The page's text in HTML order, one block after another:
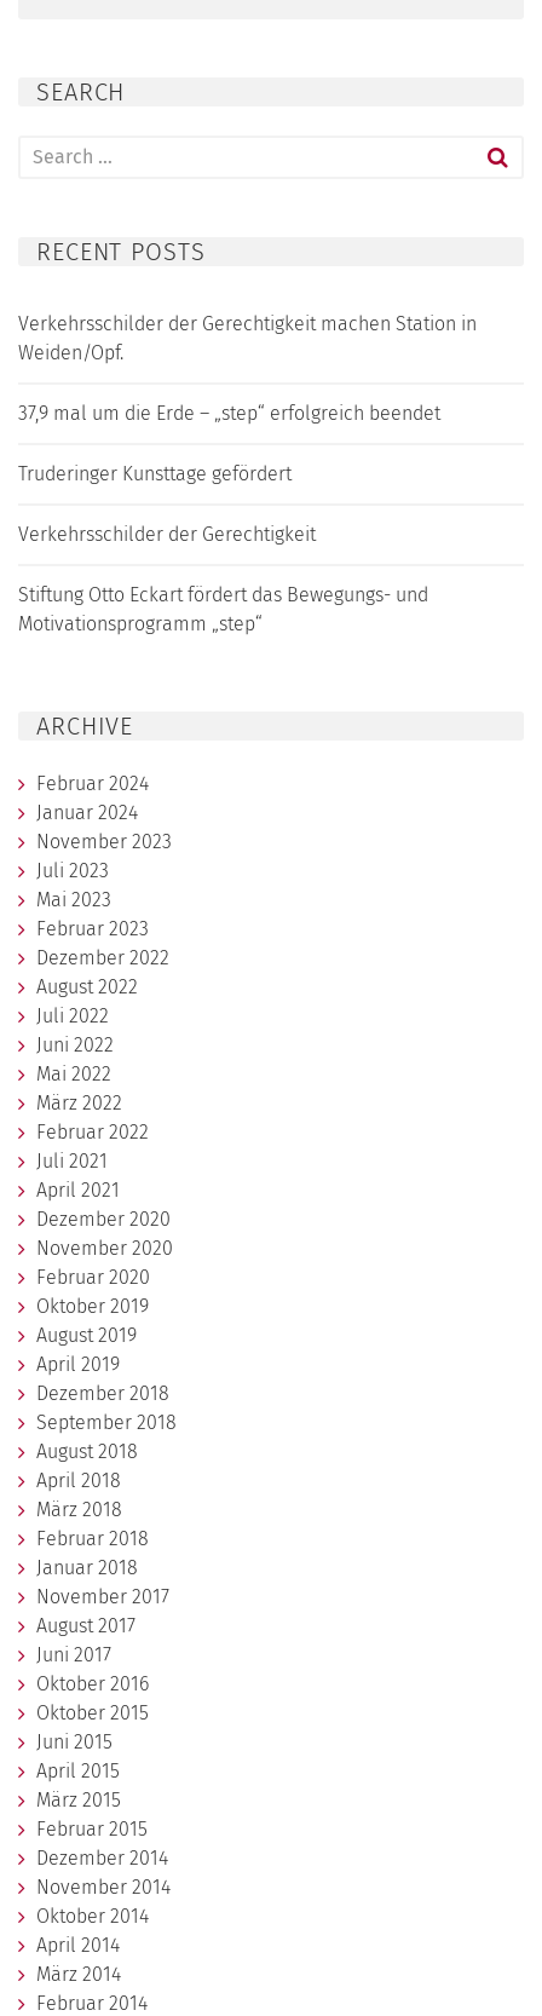
SEARCH
Search
RECENT POSTS
Verkehrsschilder der Gerechtigkeit machen Station in
Weiden/Opf.
37,9 mal um die Erde – „step“ erfolgreich beendet
Truderinger Kunsttage gefördert
Verkehrsschilder der Gerechtigkeit
Stiftung Otto Eckart fördert das Bewegungs- und
Motivationsprogramm „step“
ARCHIVE
Februar 2024
Januar 2024
November 2023
Juli 2023
Mai 2023
Februar 2023
Dezember 2022
August 2022
Juli 2022
Juni 2022
Mai 2022
März 2022
Februar 2022
Juli 2021
April 2021
Dezember 2020
November 2020
Februar 2020
Oktober 2019
August 2019
April 2019
Dezember 2018
September 2018
August 2018
April 2018
März 2018
Februar 2018
Januar 2018
November 2017
August 2017
Juni 2017
Oktober 2016
Oktober 2015
Juni 2015
April 2015
März 2015
Februar 2015
Dezember 2014
November 2014
Oktober 2014
April 2014
März 2014
Februar 2014